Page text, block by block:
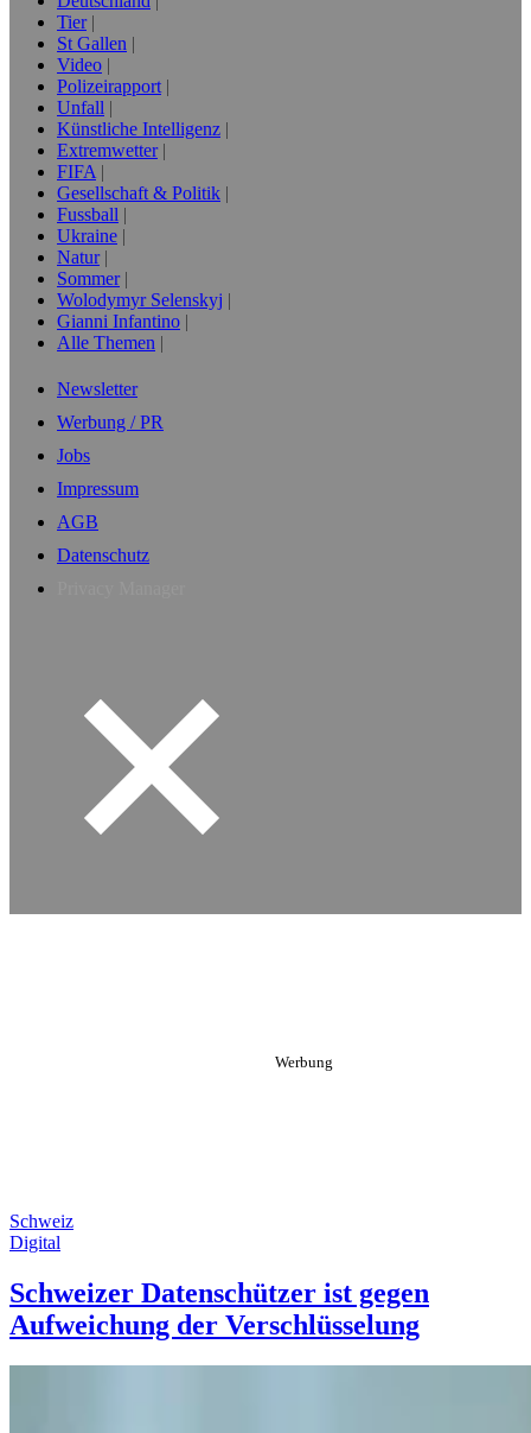
Tier
St Gallen
Video
Polizeirapport
Unfall
Künstliche Intelligenz
Extremwetter
FIFA
Gesellschaft & Politik
Fussball
Ukraine
Natur
Sommer
Wolodymyr Selenskyj
Gianni Infantino
Alle Themen
Newsletter
Werbung / PR
Jobs
Impressum
AGB
Datenschutz
Schweiz
Digital
Schweizer Datenschützer ist gegen
Aufweichung der Verschlüsselung